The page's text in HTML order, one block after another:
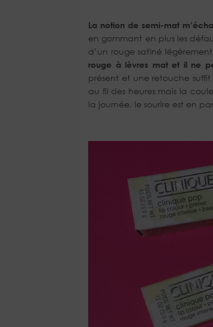
La notion de semi-mat
en gommant en plus les
d’un rouge satiné
rouge à lèvres mat et il ne
présent et une retouche
au fil des heures mais la
la journée, le sourire est en